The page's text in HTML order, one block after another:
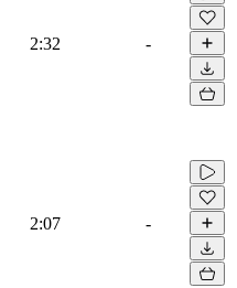
2:32 -
2:07 -